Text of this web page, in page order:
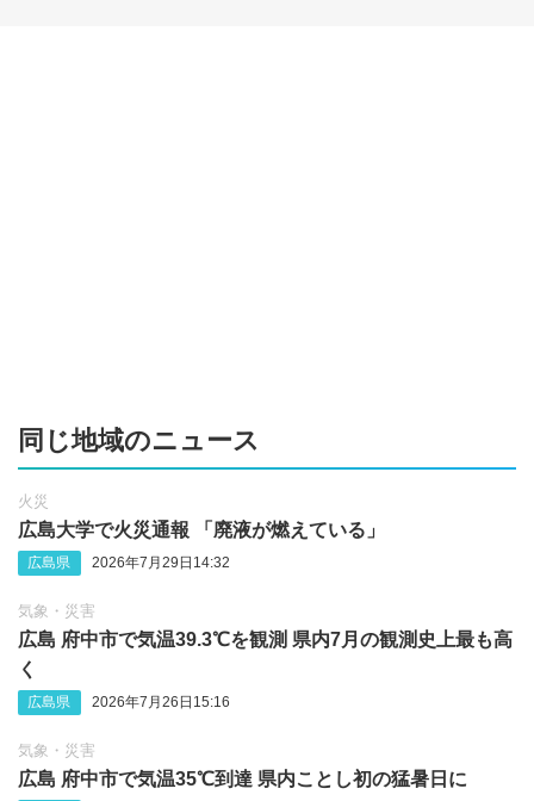
同じ地域のニュース
火災
広島大学で火災通報 「廃液が燃えている」
広島県 2026年7月29日14:32
気象・災害
広島 府中市で気温39.3℃を観測 県内7月の観測史上最も高
く
広島県 2026年7月26日15:16
気象・災害
広島 府中市で気温35℃到達 県内ことし初の猛暑日に